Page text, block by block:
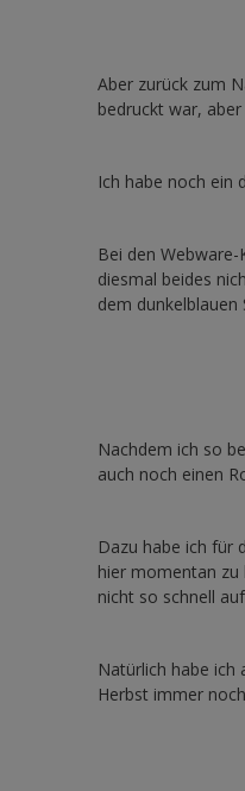
Aber zurück zum
bedruckt war,
Ich habe noch ein
Bei den
diesmal beides
dem
Nachdem ich so
auch noch einen
Dazu habe ich für
hier momentan zu
nicht so schnell
Natürlich habe ich
Herbst immer